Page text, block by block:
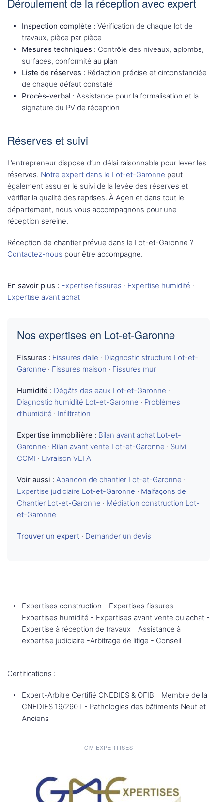
Déroulement de la réception avec expert
Inspection complète : Vérification de chaque lot de
travaux, pièce par pièce
Mesures techniques : Contrôle des niveaux, aplombs,
surfaces, conformité au plan
Liste de réserves : Rédaction précise et circonstanciée
de chaque défaut constaté
Procès-verbal : Assistance pour la formalisation et la
signature du PV de réception
Réserves et suivi
L’entrepreneur dispose d’un délai raisonnable pour lever les
réserves. Notre expert dans le Lot-et-Garonne peut
également assurer le suivi de la levée des réserves et
vérifier la qualité des reprises. À Agen et dans tout le
département, nous vous accompagnons pour une
réception sereine.
Réception de chantier prévue dans le Lot-et-Garonne ?
Contactez-nous pour être accompagné.
En savoir plus : Expertise fissures · Expertise humidité ·
Expertise avant achat
Nos expertises en Lot-et-Garonne
Fissures : Fissures dalle · Diagnostic structure Lot-et-
Garonne · Fissures maison · Fissures mur
Humidité : Dégâts des eaux Lot-et-Garonne ·
Diagnostic humidité Lot-et-Garonne · Problèmes
d’humidité · Infiltration
Expertise immobilière : Bilan avant achat Lot-et-
Garonne · Bilan avant vente Lot-et-Garonne · Suivi
CCMI · Livraison VEFA
Voir aussi : Abandon de chantier Lot-et-Garonne ·
Expertise judiciaire Lot-et-Garonne · Malfaçons de
Chantier Lot-et-Garonne · Médiation construction Lot-
et-Garonne
Trouver un expert · Demander un devis
Expertises construction - Expertises fissures -
Expertises humidité - Expertises avant vente ou achat -
Expertise à réception de travaux - Assistance à
expertise judiciaire -Arbitrage de litige - Conseil
Certifications :
Expert-Arbitre Certifié CNEDIES & OFIB - Membre de la
CNEDIES 19/260T - Pathologies des bâtiments Neuf et
Anciens
GM EXPERTISES